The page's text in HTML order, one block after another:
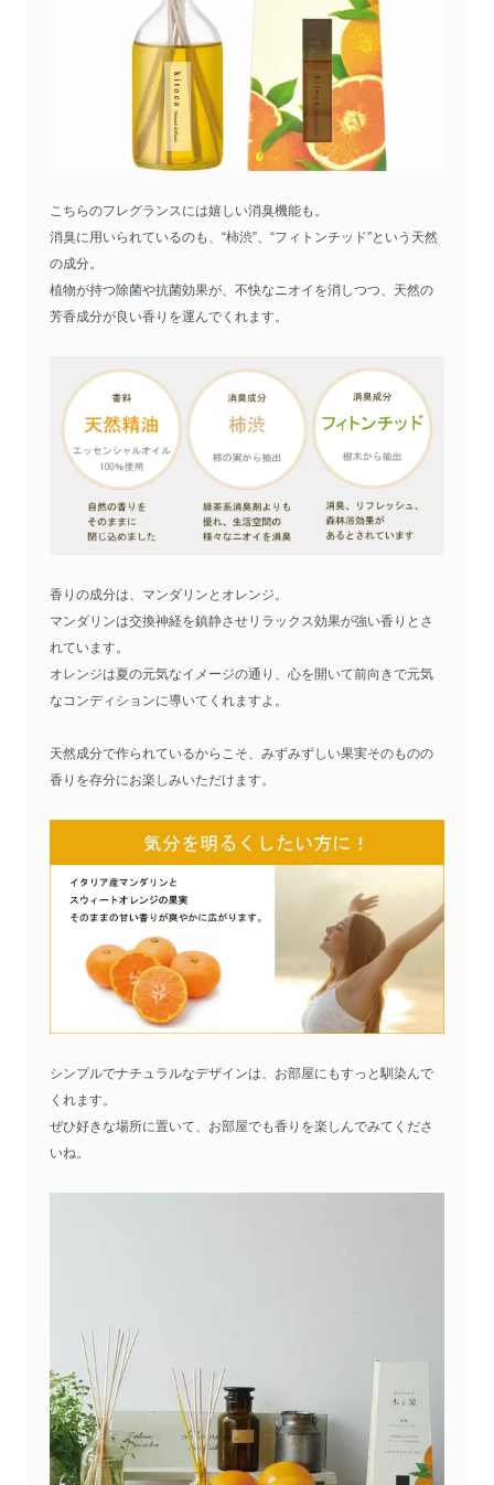
こちらのフレグランスには嬉しい消臭機能も。
消臭に用いられているのも、“柿渋”、“フィトンチッド”という天然
の成分。
植物が持つ除菌や抗菌効果が、不快なニオイを消しつつ、天然の
芳香成分が良い香りを運んでくれます。
香りの成分は、マンダリンとオレンジ。
マンダリンは交換神経を鎮静させリラックス効果が強い香りとさ
れています。
オレンジは夏の元気なイメージの通り、心を開いて前向きで元気
なコンディションに導いてくれますよ。
天然成分で作られているからこそ、みずみずしい果実そのものの
香りを存分にお楽しみいただけます。
シンプルでナチュラルなデザインは、お部屋にもすっと馴染んで
くれます。
ぜひ好きな場所に置いて、お部屋でも香りを楽しんでみてくださ
いね。